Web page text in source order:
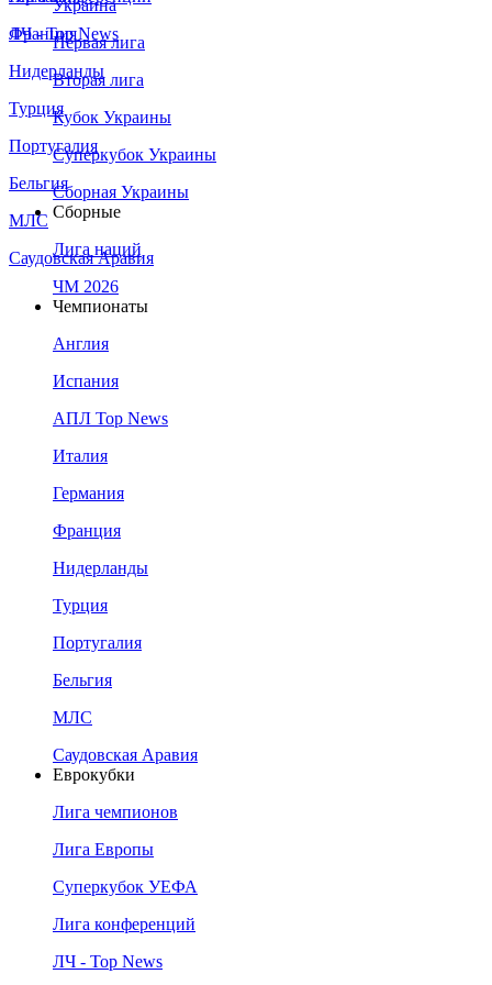
Франция
Нидерланды
Турция
Португалия
Бельгия
МЛС
Саудовская Аравия
ЛЧ - Top News
Украина
Первая лига
Вторая лига
Кубок Украины
Суперкубок Украины
Сборная Украины
Сборные
Лига наций
ЧМ 2026
Чемпионаты
Англия
Испания
АПЛ Top News
Италия
Германия
Франция
Нидерланды
Турция
Португалия
Бельгия
МЛС
Саудовская Аравия
Еврокубки
Лига чемпионов
Лига Европы
Суперкубок УЕФА
Лига конференций
ЛЧ - Top News